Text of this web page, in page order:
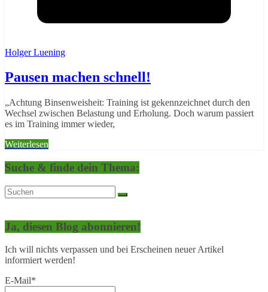
Holger Luening
Pausen machen schnell!
„Achtung Binsenweisheit: Training ist gekennzeichnet durch den
Wechsel zwischen Belastung und Erholung. Doch warum passiert
es im Training immer wieder,
Weiterlesen
Suche & finde dein Thema:
Ja, diesen Blog abonnieren!
Ich will nichts verpassen und bei Erscheinen neuer Artikel
informiert werden!
E-Mail*